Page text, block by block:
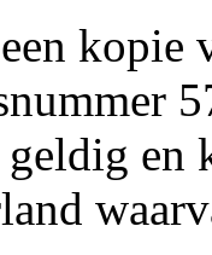
en